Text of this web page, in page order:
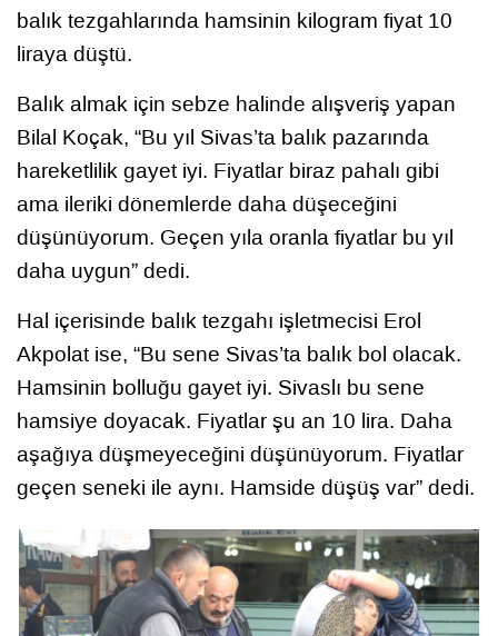
balık tezgahlarında hamsinin kilogram fiyat 10
liraya düştü.
Balık almak için sebze halinde alışveriş yapan
Bilal Koçak, “Bu yıl Sivas’ta balık pazarında
hareketlilik gayet iyi. Fiyatlar biraz pahalı gibi
ama ileriki dönemlerde daha düşeceğini
düşünüyorum. Geçen yıla oranla fiyatlar bu yıl
daha uygun” dedi.
Hal içerisinde balık tezgahı işletmecisi Erol
Akpolat ise, “Bu sene Sivas’ta balık bol olacak.
Hamsinin bolluğu gayet iyi. Sivaslı bu sene
hamsiye doyacak. Fiyatlar şu an 10 lira. Daha
aşağıya düşmeyeceğini düşünüyorum. Fiyatlar
geçen seneki ile aynı. Hamside düşüş var” dedi.